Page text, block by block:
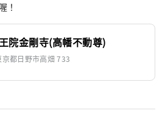
！
院金剛寺(高幡不動尊)
都日野市高畑 733